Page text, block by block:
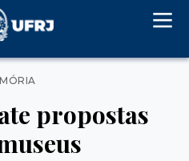
Categorias
propostas